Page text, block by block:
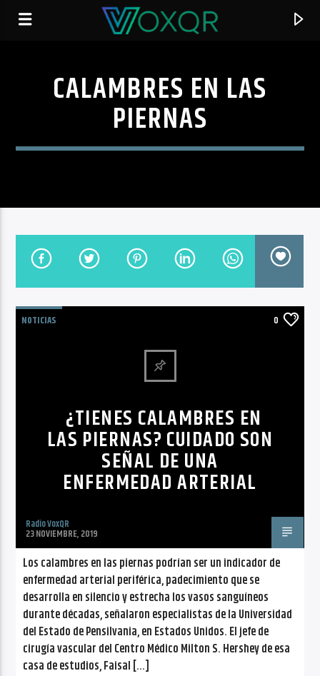
RADIO VOXQR
VOXQR
CANCIÓN ACTUAL
NO TITLES AVAILABLE
Radio VoxQR
CALAMBRES EN LAS
PIERNAS
NOTICIAS 0
¿TIENES CALAMBRES EN
LAS PIERNAS? CUIDADO SON
SEÑAL DE UNA
ENFERMEDAD ARTERIAL
Radio VoxQR
23 NOVIEMBRE, 2019
Los calambres en las piernas podrían ser un indicador de
enfermedad arterial periférica, padecimiento que se
desarrolla en silencio y estrecha los vasos sanguíneos
durante décadas, señalaron especialistas de la Universidad
del Estado de Pensilvania, en Estados Unidos. El jefe de
cirugía vascular del Centro Médico Milton S. Hershey de esa
casa de estudios, Faisal […]